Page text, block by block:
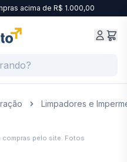
acima de R$ 1.000,00
Limpadores e
compras pelo site. Fotos